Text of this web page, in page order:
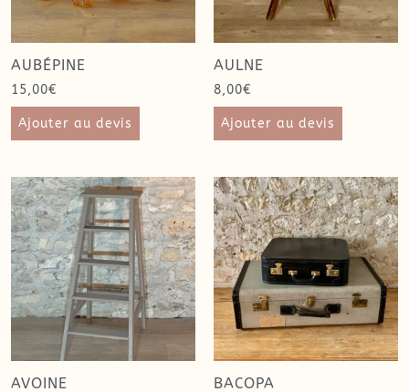
AUBÉPINE
15,00€
Ajouter au devis
AULNE
8,00€
Ajouter au devis
AVOINE BACOPA